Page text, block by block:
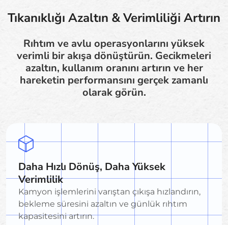
Tıkanıklığı Azaltın & Verimliliği Artırın
Rıhtım ve avlu operasyonlarını yüksek
verimli bir akışa dönüştürün. Gecikmeleri
azaltın, kullanım oranını artırın ve her
hareketin performansını gerçek zamanlı
olarak görün.
Daha Hızlı Dönüş, Daha Yüksek
Verimlilik
Kamyon işlemlerini varıştan çıkışa hızlandırın,
bekleme süresini azaltın ve günlük rıhtım
kapasitesini artırın.